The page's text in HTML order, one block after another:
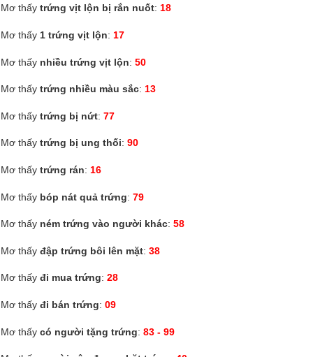
Mơ thấy trứng vịt lộn bị rắn nuốt: 18
Mơ thấy 1 trứng vịt lộn: 17
Mơ thấy nhiều trứng vịt lộn: 50
Mơ thấy trứng nhiều màu sắc: 13
Mơ thấy trứng bị nứt: 77
Mơ thấy trứng bị ung thối: 90
Mơ thấy trứng rán: 16
Mơ thấy bóp nát quả trứng: 79
Mơ thấy ném trứng vào người khác: 58
Mơ thấy đập trứng bôi lên mặt: 38
Mơ thấy đi mua trứng: 28
Mơ thấy đi bán trứng: 09
Mơ thấy có người tặng trứng: 83 - 99